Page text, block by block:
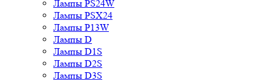
Лампы PS24W
Лампы PSX24
Лампы P13W
Лампы D
Лампы D1S
Лампы D2S
Лампы D3S